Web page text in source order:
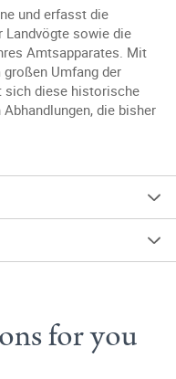
und erfasst die
Landvögte sowie die
Amtsapparates. Mit
Umfang der
sich diese historische
die bisher
for you